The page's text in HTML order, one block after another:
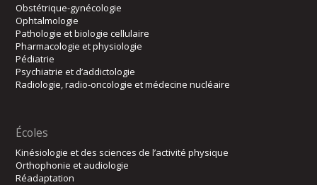
Obstétrique-gynécologie
Ophtalmologie
Pathologie et biologie cellulaire
Pharmacologie et physiologie
Pédiatrie
Psychiatrie et d’addictologie
Radiologie, radio-oncologie et médecine nucléaire
Écoles
Kinésiologie et des sciences de l’activité physique
Orthophonie et audiologie
Réadaptation